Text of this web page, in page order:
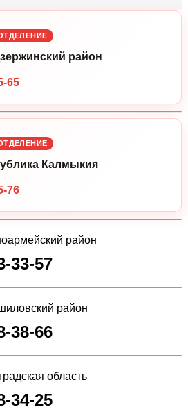
район
65
Калмыкия
76
район
33-57
район
38-66
область
34-25